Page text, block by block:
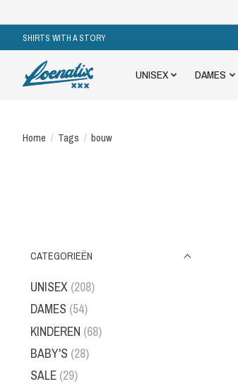
SHIRTS WITH A STORY
UNISEX DAMES
Home / Tags / bouw
CATEGORIEËN
UNISEX (208)
DAMES (54)
KINDEREN (68)
BABY'S (28)
SALE (29)